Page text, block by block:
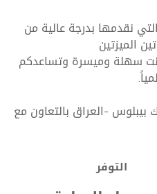
التي نقدمها بدرجة عالية من
الميزتين
سهلة وميسرة وتساعدكم
-العراق بالتعاون مع
التوفر